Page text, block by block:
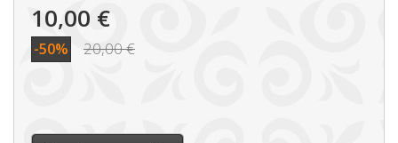
10,00 €
-50% 20,00 €